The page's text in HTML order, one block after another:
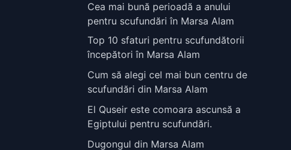
Cea mai bună perioadă a anului
pentru scufundări în Marsa Alam
Top 10 sfaturi pentru scufundătorii
începători în Marsa Alam
Cum să alegi cel mai bun centru de
scufundări din Marsa Alam
El Quseir este comoara ascunsă a
Egiptului pentru scufundări.
Dugongul din Marsa Alam